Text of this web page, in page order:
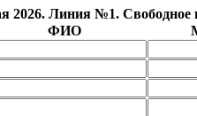
2026. Линия №1. Свободное
ФИО